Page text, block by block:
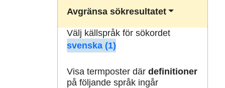
Avgränsa sökresultatet
Välj källspråk för sökordet
svenska (1)
Visa termposter där definitioner
på följande språk ingår